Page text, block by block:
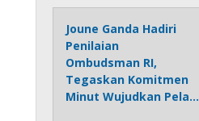
Joune Ganda Hadiri
Penilaian
Ombudsman RI,
Tegaskan Komitmen
Minut Wujudkan Pela…